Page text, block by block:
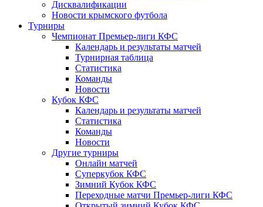
Дисквалификации
Новости крымского футбола
Турниры
Чемпионат Премьер-лиги КФС
Календарь и результаты матчей
Турнирная таблица
Статистика
Команды
Новости
Кубок КФС
Календарь и результаты матчей
Статистика
Команды
Новости
Другие турниры
Онлайн матчей
Суперкубок КФС
Зимний Кубок КФС
Переходные матчи Премьер-лиги КФС